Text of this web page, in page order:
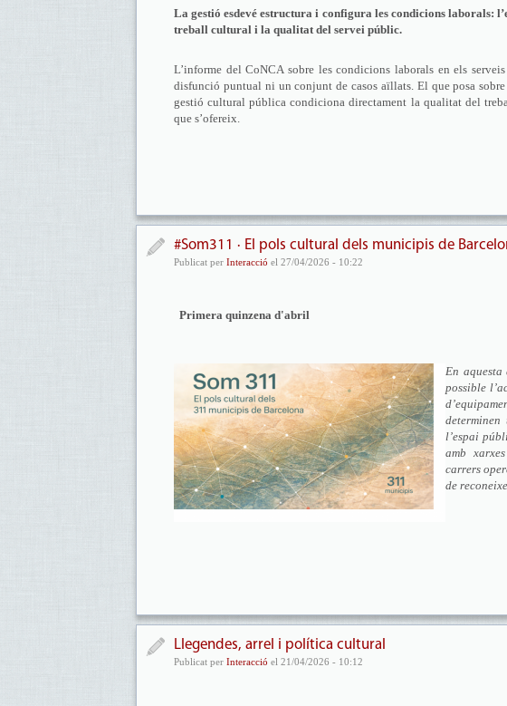
La gestió esdevé estructura i configura les condicions laborals:
treball cultural i la qualitat del servei públic.
L’informe del CoNCA sobre les condicions laborals en els
disfunció puntual ni un conjunt de casos aïllats. El que posa
gestió cultural pública condiciona directament la qualitat del
que s’ofereix.
#Som311 · El pols cultural dels municipis de
Publicat per Interacció el 27/04/2026 - 10:22
Primera quinzena d'abril
En aquesta
possible
determinen
l’espai
amb
carrers
de
Llegendes, arrel i política cultural
Publicat per Interacció el 21/04/2026 - 10:12